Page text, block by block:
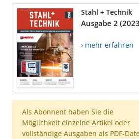
Stahl + Technik
Ausgabe 2
› mehr erfahren
Als Abonnent haben Sie die
Möglichkeit einzelne Artikel oder
vollständige Ausgaben als PDF-